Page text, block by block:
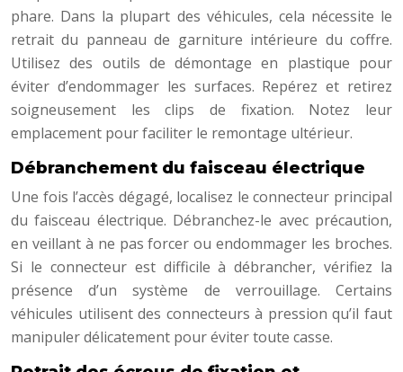
phare. Dans la plupart des véhicules, cela nécessite le
retrait du panneau de garniture intérieure du coffre.
Utilisez des outils de démontage en plastique pour
éviter d’endommager les surfaces. Repérez et retirez
soigneusement les clips de fixation. Notez leur
emplacement pour faciliter le remontage ultérieur.
Débranchement du faisceau électrique
Une fois l’accès dégagé, localisez le connecteur principal
du faisceau électrique. Débranchez-le avec précaution,
en veillant à ne pas forcer ou endommager les broches.
Si le connecteur est difficile à débrancher, vérifiez la
présence d’un système de verrouillage. Certains
véhicules utilisent des connecteurs à pression qu’il faut
manipuler délicatement pour éviter toute casse.